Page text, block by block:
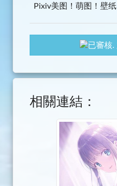
Pixiv美图！萌图！壁
相關連結：